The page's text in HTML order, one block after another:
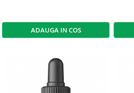
ADAUGA IN COS